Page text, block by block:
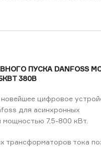
ПУСКА DANFOSS
380В
цифровое
для асинхронных
мощностью 7,5-800 кВт.
трансформаторов тока